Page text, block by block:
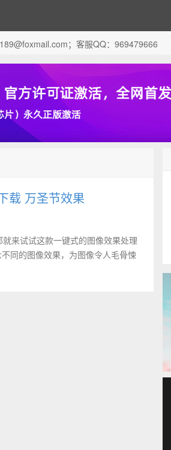
；客服QQ：969479666
载 万圣节效果
来试试这款一键式的图像效果处理
同的图像效果，为图像令人毛骨悚